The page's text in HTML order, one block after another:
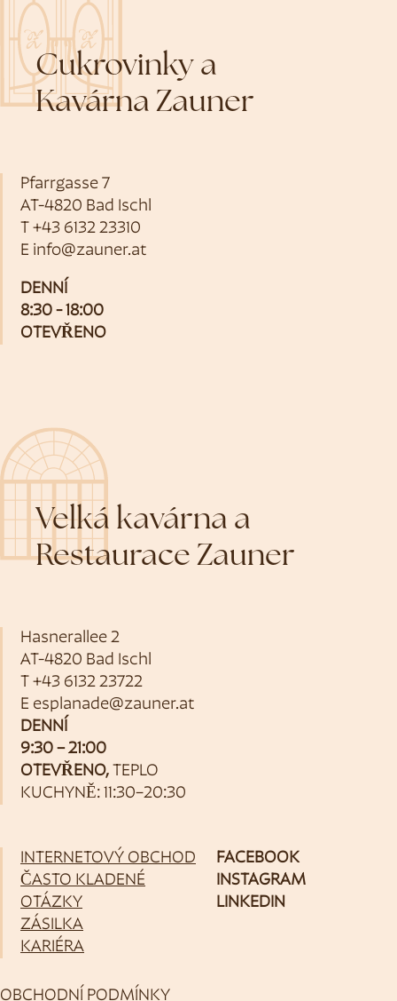
Cukrovinky a
Kavárna Zauner
Pfarrgasse 7
AT-4820 Bad Ischl
T +43 6132 23310
E info@zauner.at
DENNÍ
8:30 - 18:00
OTEVŘENO
Velká kavárna a
Restaurace Zauner
Hasnerallee 2
AT-4820 Bad Ischl
T +43 6132 23722
E esplanade@zauner.at
DENNÍ
9:30 – 21:00
OTEVŘENO, TEPLO
KUCHYNĚ: 11:30–20:30
INTERNETOVÝ OBCHOD
ČASTO KLADENÉ
OTÁZKY
ZÁSILKA
KARIÉRA
FACEBOOK
INSTAGRAM
LINKEDIN
OBCHODNÍ PODMÍNKY